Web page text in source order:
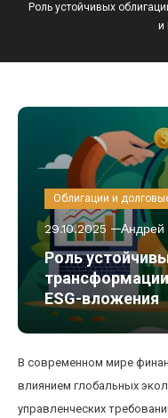
Роль устойчивых
и
Облигации и
29.10.2025 Андрей
Роль
ESG-вложения
В современном мире
влиянием глобальных
управленческих